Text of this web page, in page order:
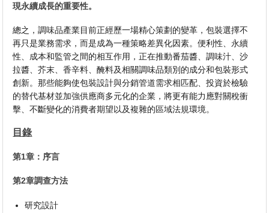
現永續成長的重要性。
總之，調味品產業目前正經歷一場精心策劃的變革，包裝選擇不
再只是業務需求，而是成為一種策略差異化因素。便利性、永續
性、成本和監管之間的相互作用，正在推動番茄醬、調味汁、沙
拉醬、芥末、香辛料、醃料及相關調味品類別的成分和包裝形式
創新。那些能夠使包裝設計與分銷管道需求相匹配、投資於檢驗
的替代基材並加強供應商多元化的企業，將更有能力應對關稅衝
擊、不斷變化的消費者期望以及複雜的區域法規環境。
目錄
第1章：序言
第2章調查方法
研究設計